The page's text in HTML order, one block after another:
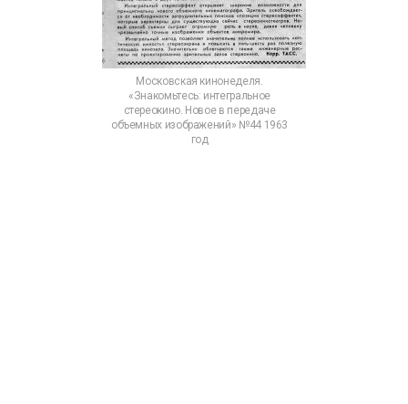
Московская кинонеделя.
«Знакомьтесь: интегральное
стереокино. Новое в передаче
объемных изображений» №44 1963
год